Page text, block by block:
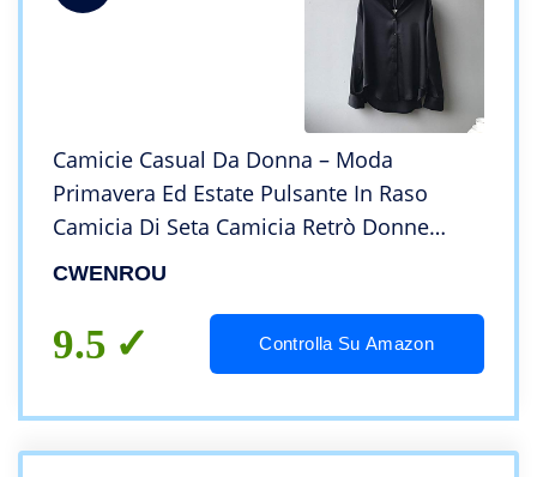
Camicie Casual Da Donna – Moda
Primavera Ed Estate Pulsante In Raso
Camicia Di Seta Camicia Retrò Donne
Nero Maniche Lunghe Street Shirt
Semplice Puro Colore Ho
CWENROU
9.5 Controlla Su Amazon